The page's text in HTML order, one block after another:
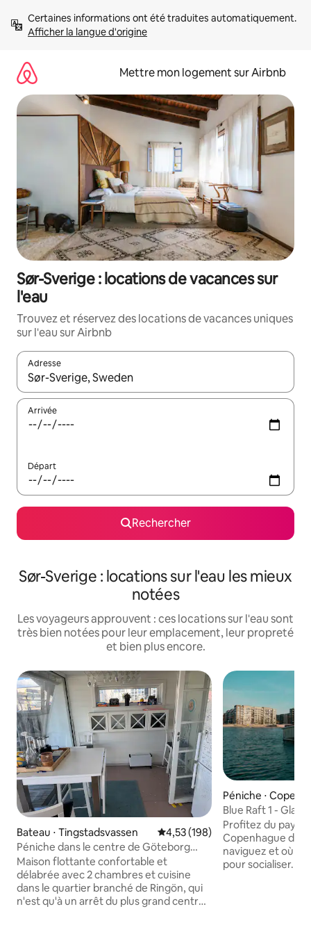
directement
Afficher la langue d'origine
Mettre mon logement sur Airbnb
Sør-Sverige : locations de vacances sur
l'eau
Trouvez et réservez des locations de vacances uniques
sur l'eau sur Airbnb
Adresse
Lorsque les résultats s'affichent, utilisez les flèches vers le
Arrivée
Départ
Rechercher
Sør-Sverige : locations sur l'eau les mieux
notées
Les voyageurs approuvent : ces locations sur l'eau sont
très bien notées pour leur emplacement, leur propreté
et bien plus encore.
Bateau ⋅ Tingstadsvassen Évaluation moyenne sur la
4,53 (198)
Péniche dans le centre de Göteborg
56m sur Ringön
Maison flottante confortable et
délabrée avec 2 chambres et cuisine
dans le quartier branché de Ringön, qui
n'est qu'à un arrêt du plus grand centre
Péniche ⋅
Blue Raft 1 -
Profitez du
Copenhague
naviguez et où
pour socialiser.